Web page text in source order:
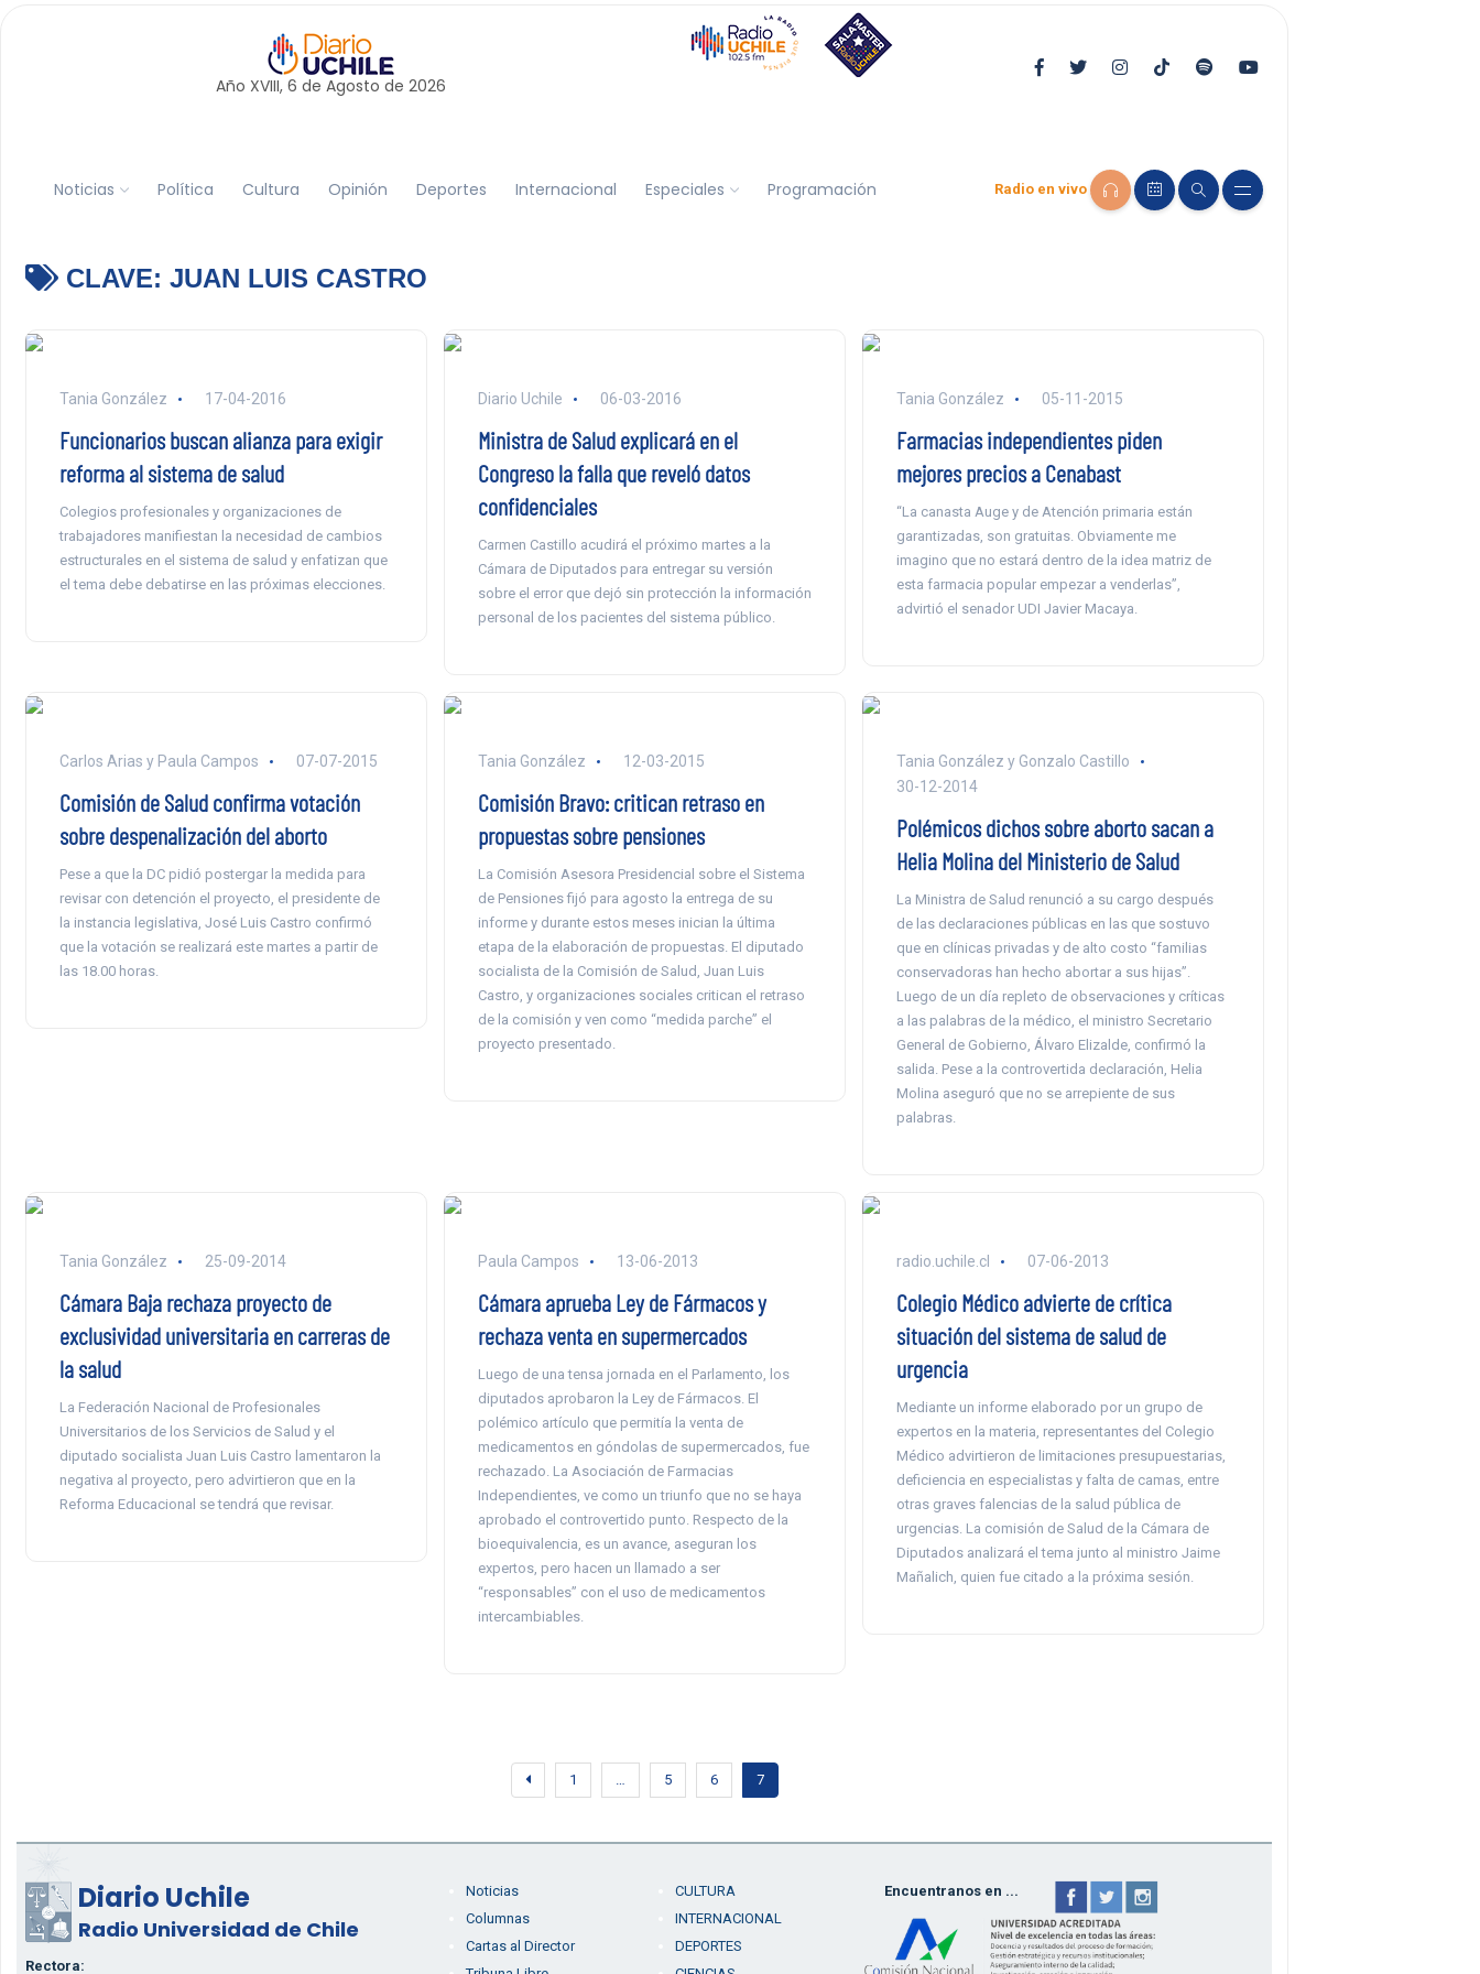
Año XVIII, 6 de Agosto de 2026
Noticias Política Cultura Opinión Deportes Internacional Especiales Programación Radio en vivo
CLAVE: JUAN LUIS CASTRO
Tania González 17-04-2016
Funcionarios buscan alianza para exigir
reforma al sistema de salud
Colegios profesionales y organizaciones de
trabajadores manifiestan la necesidad de cambios
estructurales en el sistema de salud y enfatizan que
el tema debe debatirse en las próximas elecciones.
Diario Uchile 06-03-2016
Ministra de Salud explicará en el
Congreso la falla que reveló datos
confidenciales
Carmen Castillo acudirá el próximo martes a la
Cámara de Diputados para entregar su versión
sobre el error que dejó sin protección la información
personal de los pacientes del sistema público.
Tania González 05-11-2015
Farmacias independientes piden
mejores precios a Cenabast
“La canasta Auge y de Atención primaria están
garantizadas, son gratuitas. Obviamente me
imagino que no estará dentro de la idea matriz de
esta farmacia popular empezar a venderlas”,
advirtió el senador UDI Javier Macaya.
Carlos Arias y Paula Campos 07-07-2015
Comisión de Salud confirma votación
sobre despenalización del aborto
Pese a que la DC pidió postergar la medida para
revisar con detención el proyecto, el presidente de
la instancia legislativa, José Luis Castro confirmó
que la votación se realizará este martes a partir de
las 18.00 horas.
Tania González 12-03-2015
Comisión Bravo: critican retraso en
propuestas sobre pensiones
La Comisión Asesora Presidencial sobre el Sistema
de Pensiones fijó para agosto la entrega de su
informe y durante estos meses inician la última
etapa de la elaboración de propuestas. El diputado
socialista de la Comisión de Salud, Juan Luis
Castro, y organizaciones sociales critican el retraso
de la comisión y ven como “medida parche” el
proyecto presentado.
Tania González y Gonzalo Castillo
30-12-2014
Polémicos dichos sobre aborto sacan a
Helia Molina del Ministerio de Salud
La Ministra de Salud renunció a su cargo después
de las declaraciones públicas en las que sostuvo
que en clínicas privadas y de alto costo “familias
conservadoras han hecho abortar a sus hijas”.
Luego de un día repleto de observaciones y críticas
a las palabras de la médico, el ministro Secretario
General de Gobierno, Álvaro Elizalde, confirmó la
salida. Pese a la controvertida declaración, Helia
Molina aseguró que no se arrepiente de sus
palabras.
Tania González 25-09-2014
Cámara Baja rechaza proyecto de
exclusividad universitaria en carreras de
la salud
La Federación Nacional de Profesionales
Universitarios de los Servicios de Salud y el
diputado socialista Juan Luis Castro lamentaron la
negativa al proyecto, pero advirtieron que en la
Reforma Educacional se tendrá que revisar.
Paula Campos 13-06-2013
Cámara aprueba Ley de Fármacos y
rechaza venta en supermercados
Luego de una tensa jornada en el Parlamento, los
diputados aprobaron la Ley de Fármacos. El
polémico artículo que permitía la venta de
medicamentos en góndolas de supermercados, fue
rechazado. La Asociación de Farmacias
Independientes, ve como un triunfo que no se haya
aprobado el controvertido punto. Respecto de la
bioequivalencia, es un avance, aseguran los
expertos, pero hacen un llamado a ser
“responsables” con el uso de medicamentos
intercambiables.
radio.uchile.cl 07-06-2013
Colegio Médico advierte de crítica
situación del sistema de salud de
urgencia
Mediante un informe elaborado por un grupo de
expertos en la materia, representantes del Colegio
Médico advirtieron de limitaciones presupuestarias,
deficiencia en especialistas y falta de camas, entre
otras graves falencias de la salud pública de
urgencias. La comisión de Salud de la Cámara de
Diputados analizará el tema junto al ministro Jaime
Mañalich, quien fue citado a la próxima sesión.
1 … 5 6 7
Diario Uchile
Radio Universidad de Chile
Rectora:
Noticias
Columnas
Cartas al Director
CULTURA
INTERNACIONAL
DEPORTES
Encuentranos en ...